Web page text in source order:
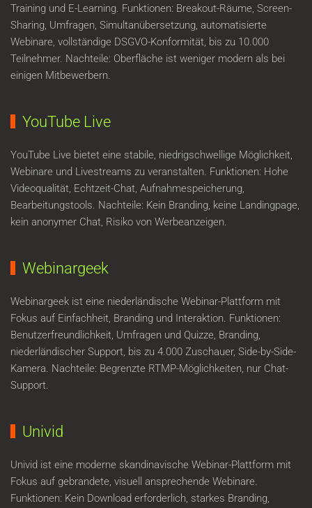
Training und E-Learning. Funktionen: Breakout-Räume, Screen-
Sharing, Umfragen, Simultanübersetzung, automatisierte
Webinare, vollständige DSGVO-Konformität, bis zu 10.000
Teilnehmer. Nachteile: Oberfläche ist weniger modern als bei
einigen Mitbewerbern.
YouTube Live
YouTube Live bietet eine stabile, niedrigschwellige Möglichkeit,
Webinare und Livestreams zu veranstalten. Funktionen: Hohe
Videoqualität, Echtzeit-Chat, Aufnahmespeicherung,
Bearbeitungstools. Nachteile: Kein Branding, keine Landingpage,
kein anonymer Chat, Risiko von Werbeanzeigen.
Webinargeek
Webinargeek ist eine niederländische Webinar-Plattform mit
Fokus auf Einfachheit, Branding und Interaktion. Funktionen:
Benutzerfreundlichkeit, Umfragen und Quizze, Branding,
niederländischer Support, bis zu 4.000 Zuschauer, Side-by-Side-
Kamera. Nachteile: Begrenzte RTMP-Möglichkeiten, nur Chat-
Support.
Univid
Univid ist eine moderne skandinavische Webinar-Plattform mit
Fokus auf gebrandete, visuell ansprechende Webinare.
Funktionen: Kein Download erforderlich, starkes Branding,